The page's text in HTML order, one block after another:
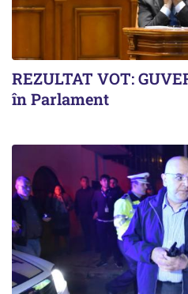
REZULTAT VOT:
în Parlament